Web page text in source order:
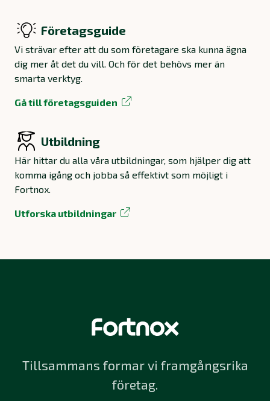
Företagsguide
Vi strävar efter att du som företagare ska kunna ägna
dig mer åt det du vill. Och för det behövs mer än
smarta verktyg.
Gå till företagsguiden
Utbildning
Här hittar du alla våra utbildningar, som hjälper dig att
komma igång och jobba så effektivt som möjligt i
Fortnox.
Utforska utbildningar
Tillsammans formar vi framgångsrika
företag.